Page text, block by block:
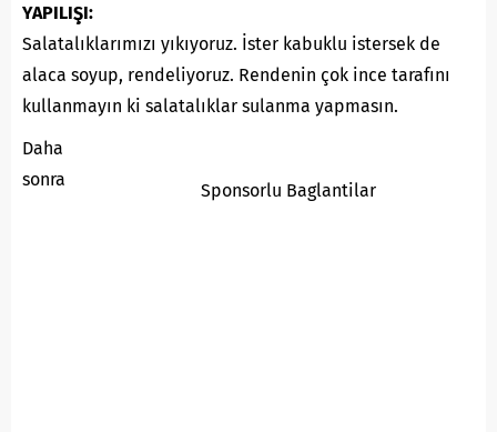
YAPILIŞI:
Salatalıklarımızı yıkıyoruz. İster kabuklu istersek de
alaca soyup, rendeliyoruz. Rendenin çok ince tarafını
kullanmayın ki salatalıklar sulanma yapmasın.
Sponsorlu Baglantilar
Daha
sonra